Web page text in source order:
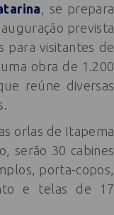
, se prepara
prevista
para visitantes de
obra de 1.200
reúne diversas
orlas de Itapema
serão 30 cabines
porta-copos,
e telas de 17